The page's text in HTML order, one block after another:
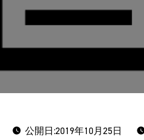
公開日:2019年10月25日